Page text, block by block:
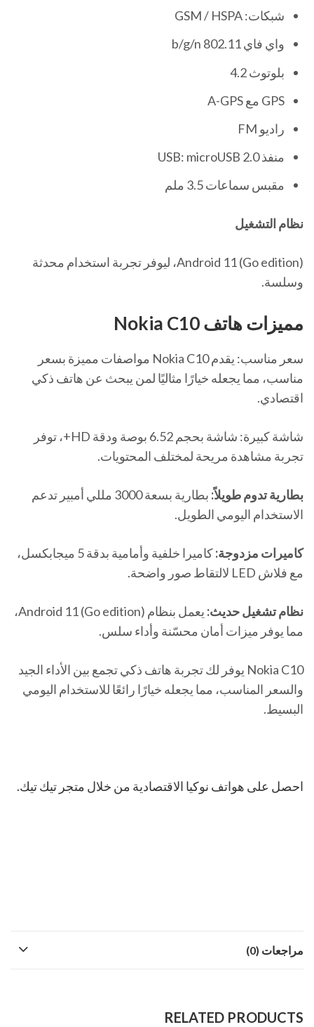
شبكات: GSM / HSPA
واي فاي 802.11 b/g/n
بلوتوث 4.2
GPS مع A-GPS
راديو FM
منفذ USB: microUSB 2.0
مقبس سماعات 3.5 ملم
نظام التشغيل
Android 11 (Go edition)، ليوفر تجربة استخدام محدثة
وسلسة.
مميزات هاتف Nokia C10
سعر مناسب: يقدم Nokia C10 مواصفات مميزة بسعر
مناسب، مما يجعله خيارًا مثاليًا لمن يبحث عن هاتف ذكي
اقتصادي.
شاشة كبيرة: شاشة بحجم 6.52 بوصة ودقة HD+، توفر
تجربة مشاهدة مريحة لمختلف المحتويات.
بطارية تدوم طويلاً:
بطارية بسعة 3000 مللي أمبير تدعم
الاستخدام اليومي الطويل.
كاميرات مزدوجة:
كاميرا خلفية وأمامية بدقة 5 ميجابكسل،
مع فلاش LED لالتقاط صور واضحة.
نظام تشغيل حديث:
يعمل بنظام Android 11 (Go edition)،
مما يوفر ميزات أمان محسّنة وأداء سلس.
Nokia C10 يوفر لك تجربة هاتف ذكي تجمع بين الأداء الجيد
والسعر المناسب، مما يجعله خيارًا رائعًا للاستخدام اليومي
البسيط.
احصل على هواتف نوكيا الاقتصادية من خلال متجر تيك تيك.
مراجعات (0)
RELATED PRODUCTS